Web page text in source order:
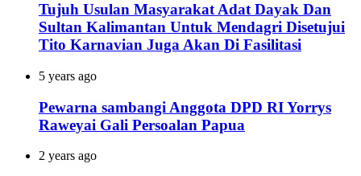
Tujuh Usulan Masyarakat Adat Dayak Dan
Sultan Kalimantan Untuk Mendagri Disetujui
Tito Karnavian Juga Akan Di Fasilitasi
5 years ago
Pewarna sambangi Anggota DPD RI Yorrys
Raweyai Gali Persoalan Papua
2 years ago